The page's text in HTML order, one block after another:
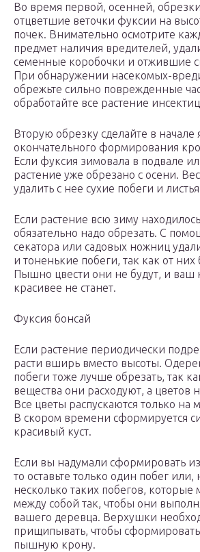
Во время первой, осенней,
отцветшие веточки фуксии на
почек. Внимательно осмотрите
предмет наличия вредителей,
семенные коробочки и отжившие
При обнаружении насекомых-
обрежьте сильно поврежденные
обработайте все растение
Вторую обрезку сделайте в начале
окончательного формирования
Если фуксия зимовала в подвале
растение уже обрезано с осени.
удалить с нее сухие побеги и
Если растение всю зиму
обязательно надо обрезать. С
секатора или садовых ножниц
и тоненькие побеги, так как от них
Пышно цвести они не будут, и ваш
красивее не станет.
Фуксия бонсай
Если растение периодически
расти вширь вместо высоты.
побеги тоже лучше обрезать, так
вещества они расходуют, а цветов
Все цветы распускаются только на
В скором времени сформируется
красивый куст.
Если вы надумали сформировать
то оставьте только один побег или,
несколько таких побегов, которые
между собой так, чтобы они
вашего деревца. Верхушки
прищипывать, чтобы сформировать
пышную крону.